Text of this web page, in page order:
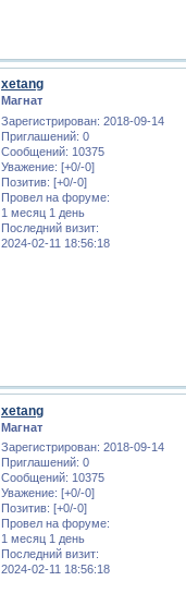
xetang
Магнат
Зарегистрирован: 2018-09-14
Приглашений: 0
Сообщений: 10375
Уважение: [+0/-0]
Позитив: [+0/-0]
Провел на форуме:
1 месяц 1 день
Последний визит:
2024-02-11 18:56:18
xetang
Магнат
Зарегистрирован: 2018-09-14
Приглашений: 0
Сообщений: 10375
Уважение: [+0/-0]
Позитив: [+0/-0]
Провел на форуме:
1 месяц 1 день
Последний визит:
2024-02-11 18:56:18